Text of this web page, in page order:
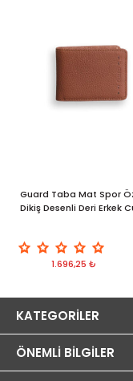
Guard Taba Mat Spor
Dikiş Desenli Deri Erkek
1.696,25 ₺
KATEGORILER
ÖNEMLI BILGILER